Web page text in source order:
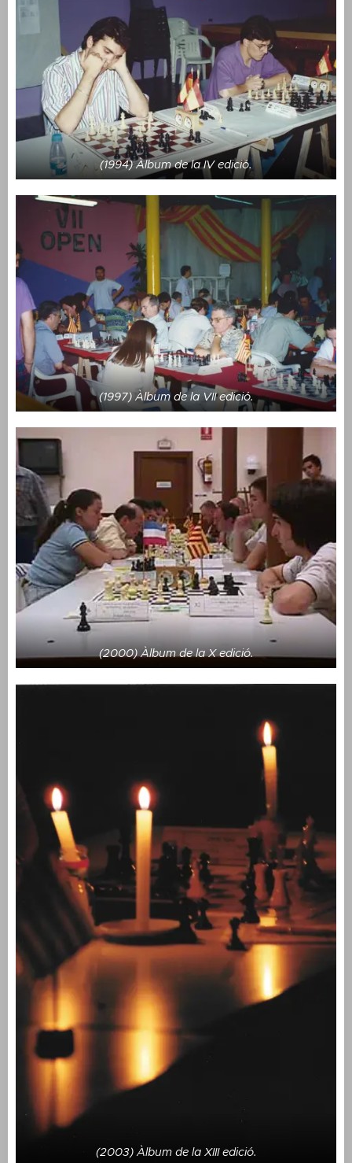
(1994) Àlbum de la IV edició.
(1997) Àlbum de la VII edició.
(2000) Àlbum de la X edició.
(2003) Àlbum de la XIII edició.